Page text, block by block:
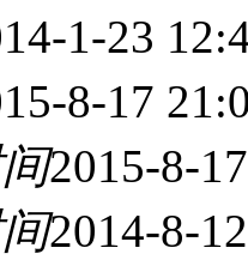
1-23
8-17
2015-8-
2014-8-